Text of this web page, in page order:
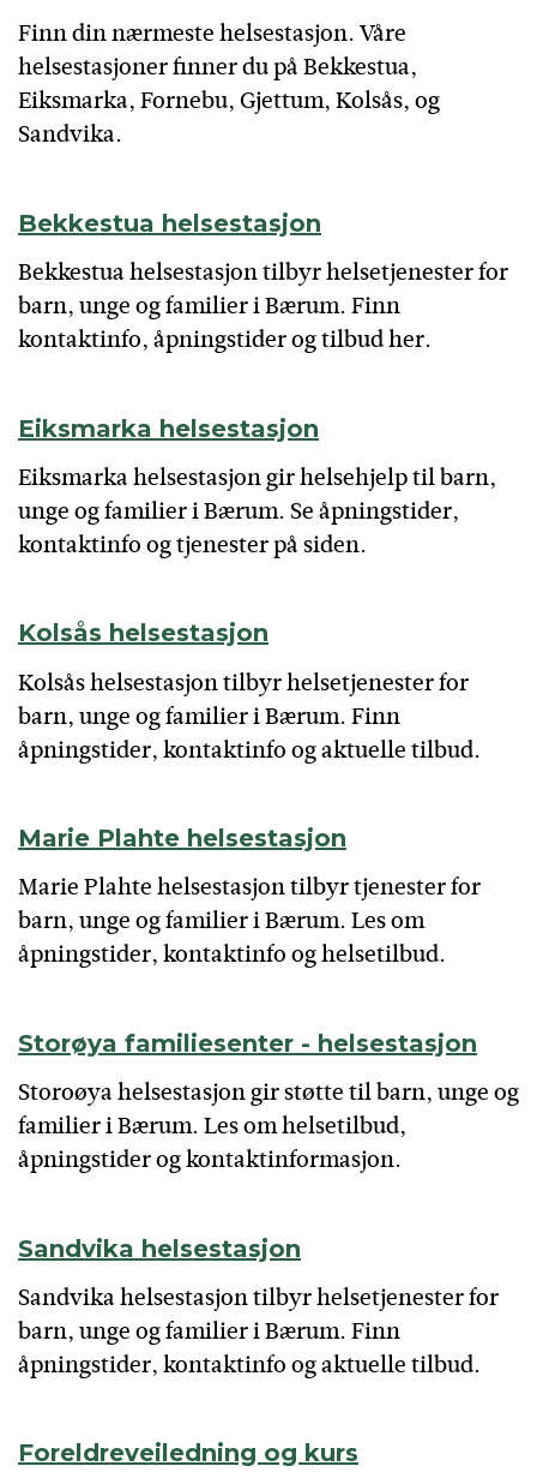
Finn din nærmeste helsestasjon. Våre
helsestasjoner finner du på Bekkestua,
Eiksmarka, Fornebu, Gjettum, Kolsås, og
Sandvika.
Bekkestua helsestasjon
Bekkestua helsestasjon tilbyr helsetjenester for
barn, unge og familier i Bærum. Finn
kontaktinfo, åpningstider og tilbud her.
Eiksmarka helsestasjon
Eiksmarka helsestasjon gir helsehjelp til barn,
unge og familier i Bærum. Se åpningstider,
kontaktinfo og tjenester på siden.
Kolsås helsestasjon
Kolsås helsestasjon tilbyr helsetjenester for
barn, unge og familier i Bærum. Finn
åpningstider, kontaktinfo og aktuelle tilbud.
Marie Plahte helsestasjon
Marie Plahte helsestasjon tilbyr tjenester for
barn, unge og familier i Bærum. Les om
åpningstider, kontaktinfo og helsetilbud.
Storøya familiesenter - helsestasjon
Storoøya helsestasjon gir støtte til barn, unge og
familier i Bærum. Les om helsetilbud,
åpningstider og kontaktinformasjon.
Sandvika helsestasjon
Sandvika helsestasjon tilbyr helsetjenester for
barn, unge og familier i Bærum. Finn
åpningstider, kontaktinfo og aktuelle tilbud.
Foreldreveiledning og kurs